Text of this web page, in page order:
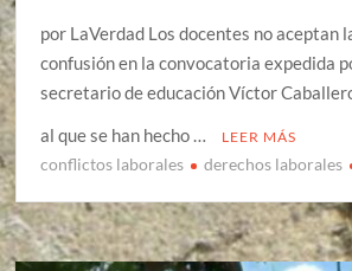
por LaVerdad Los docentes no aceptan
confusión en la convocatoria expedida
secretario de educación Víctor
al que se han hecho …
LEER MÁS
conflictos laborales derechos laborales